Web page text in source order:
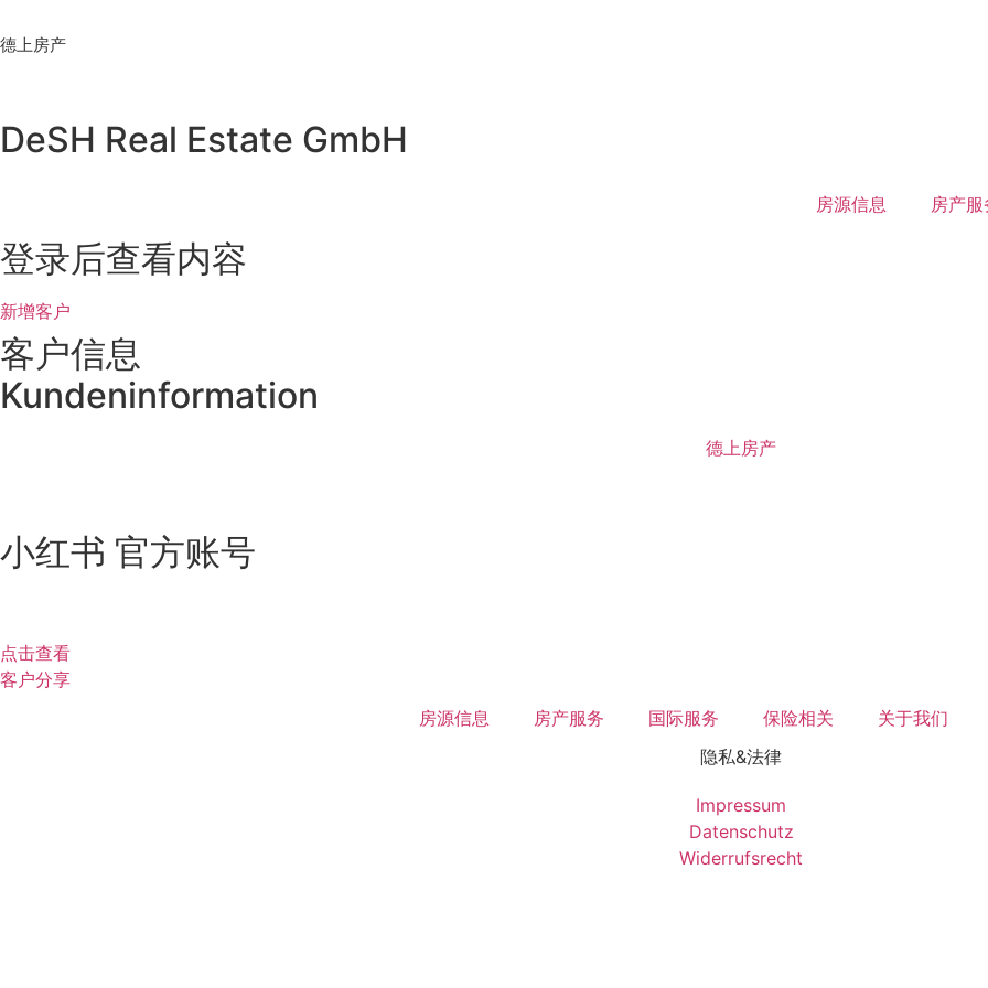
to
德上房产
DeSH Real Estate GmbH
房源信息 房产服
登录后查看内容
新增客户
客户信息
Kundeninformation
德上房产
小红书 官方账号
点击查看
客户分享
房源信息
房产服务 国际服务 保险相关
关于我们
隐私&法律
Impressum
Datenschutz
Widerrufsrecht